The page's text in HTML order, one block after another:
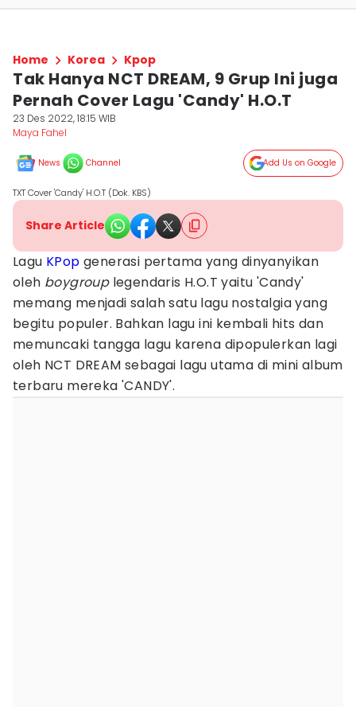
Home Korea Kpop
Tak Hanya NCT DREAM, 9 Grup Ini juga
Pernah Cover Lagu 'Candy' H.O.T
23 Des 2022, 18:15 WIB
Maya Fahel
News Channel Add Us on Google
TXT Cover 'Candy' H.O.T (Dok. KBS)
Share Article
Lagu KPop generasi pertama yang dinyanyikan
oleh boygrouplegendaris H.O.T yaitu 'Candy'
memang menjadi salah satu lagu nostalgia yang
begitu populer. Bahkan lagu ini kembali hits dan
memuncaki tangga lagu karena dipopulerkan lagi
oleh NCT DREAM sebagai lagu utama di mini album
terbaru mereka 'CANDY'.